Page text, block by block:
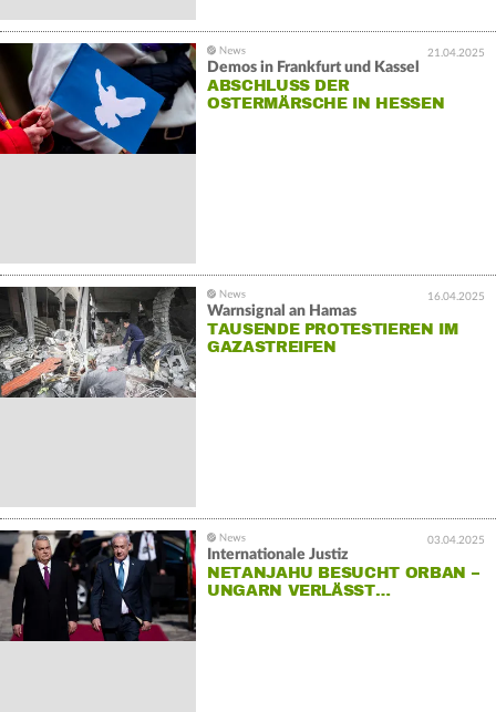
21.04.2025
Demos in Frankfurt und Kassel
ABSCHLUSS DER
OSTERMÄRSCHE IN HESSEN
16.04.2025
Warnsignal an Hamas
TAUSENDE PROTESTIEREN IM
GAZASTREIFEN
03.04.2025
Internationale Justiz
NETANJAHU BESUCHT ORBAN –
UNGARN VERLÄSST…